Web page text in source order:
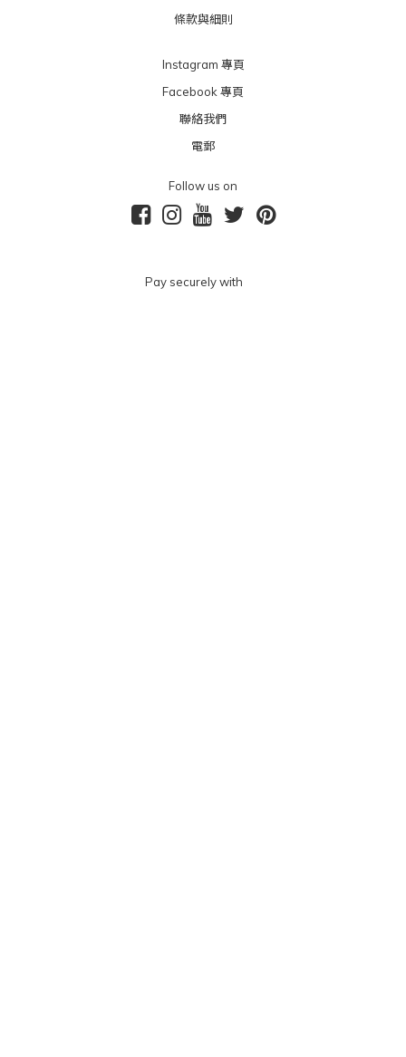
條款與細則
Instagram 專頁
Facebook 專頁
聯絡我們
電郵
Follow us on
Pay securely with